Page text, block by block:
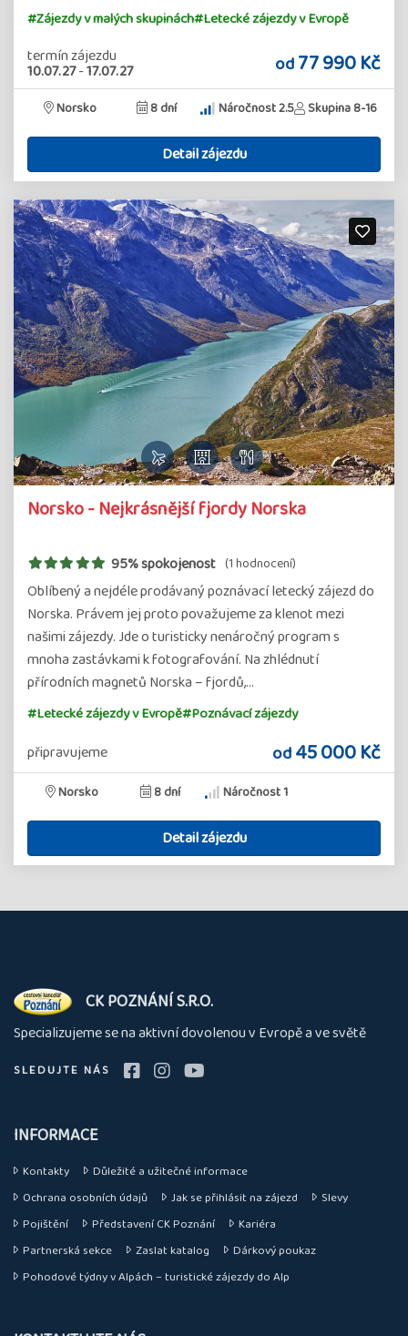
#Zájezdy v malých skupinách#Letecké zájezdy v Evropě
termín zájezdu
10.07.27-17.07.27 od77 990 Kč
Norsko 8 dní Náročnost 2.5 Skupina 8-16
Detail zájezdu
Norsko - Nejkrásnější fjordy Norska
95% spokojenost (1 hodnocení)
Oblíbený a nejdéle prodávaný poznávací letecký zájezd do
Norska. Právem jej proto považujeme za klenot mezi
našimi zájezdy. Jde o turisticky nenáročný program s
mnoha zastávkami k fotografování. Na zhlédnutí
přírodních magnetů Norska – fjordů,…
#Letecké zájezdy v Evropě#Poznávací zájezdy
připravujeme od45 000 Kč
Norsko 8 dní Náročnost 1
Detail zájezdu
O
nás
CK POZNÁNÍ S.R.O.
Specializujeme se na aktivní dovolenou v Evropě a ve světě
SLEDUJTE NÁS
INFORMACE
Kontakty
Důležité a užitečné informace
Ochrana osobních údajů
Jak se přihlásit na zájezd
Slevy
Pojištění
Představení CK Poznání
Kariéra
Partnerská sekce
Zaslat katalog
Dárkový poukaz
Pohodové týdny v Alpách – turistické zájezdy do Alp